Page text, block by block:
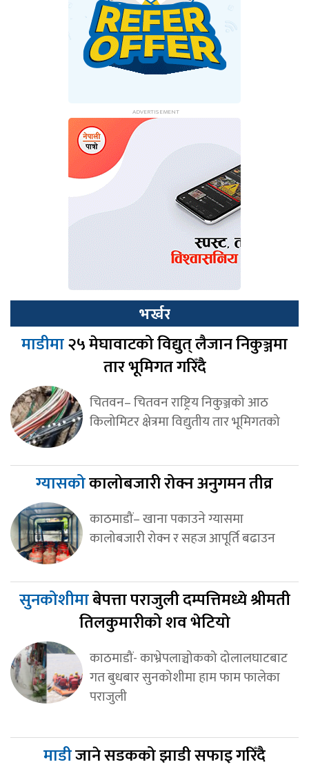
भर्खर
माडीमा२५ मेघावाटको विद्युत् लैजान निकुञ्जमा
तार भूमिगत गरिँदै
चितवन– चितवन राष्ट्रिय निकुञ्जको आठ
किलोमिटर क्षेत्रमा विद्युतीय तार भूमिगतको
ग्यासकोकालोबजारी रोक्न अनुगमन तीव्र
काठमाडौं– खाना पकाउने ग्यासमा
कालोबजारी रोक्न र सहज आपूर्ति बढाउन
सुनकोशीमाबेपत्ता पराजुली दम्पत्तिमध्ये श्रीमती
तिलकुमारीको शव भेटियो
काठमाडौं- काभ्रेपलाञ्चोकको दोलालघाटबाट
गत बुधबार सुनकोशीमा हाम फाम फालेका
पराजुली
माडीजाने सडकको झाडी सफाइ गरिँदै